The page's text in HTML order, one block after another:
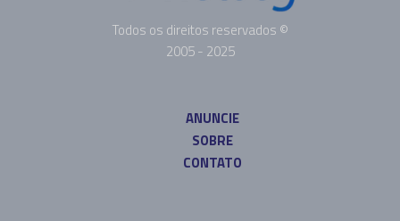
Todos os direitos reservados ©
2005 - 2025
ANUNCIE
SOBRE
CONTATO